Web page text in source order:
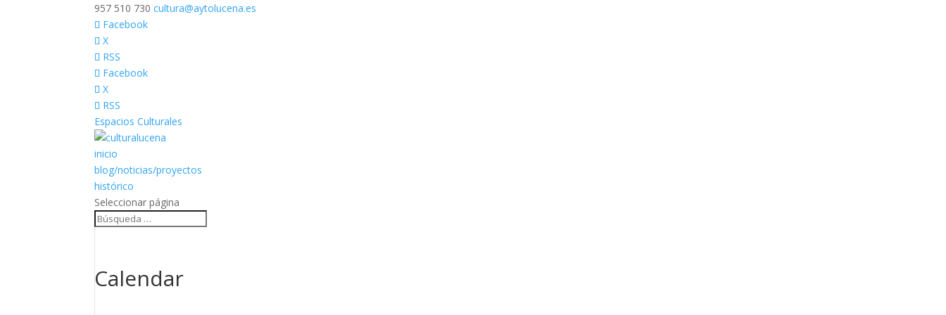
957 510 730 cultura@aytolucena.es
Facebook
X
RSS
Facebook
X
RSS
Espacios Culturales
inicio
blog/noticias/proyectos
histórico
Seleccionar página
Calendar